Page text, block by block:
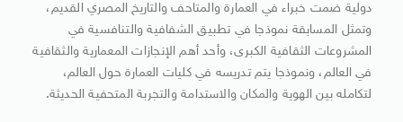
دولية ضمت خبراء في العمارة والمتاحف والتاريخ المصري القديم،
وتمثل المسابقة نموذجا في تطبيق الشفافية والتنافسية في
المشروعات الثقافية الكبرى، وأحد أهم الإنجازات المعمارية والثقافية
في العالم، ونموذجا يتم تدريسه في كليات العمارة حول العالم،
لتكامله بين الهوية والمكان والاستدامة والتجربة المتحفية الحديثة.